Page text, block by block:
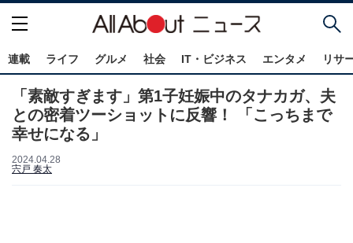
連載 ライフ グルメ 社会 IT・ビジネス エンタメ リサ
「素敵すぎます」第1子妊娠中のタナカガ、夫
との密着ツーショットに反響！ 「こっちまで
幸せになる」
2024.04.28
宍戸 奏太